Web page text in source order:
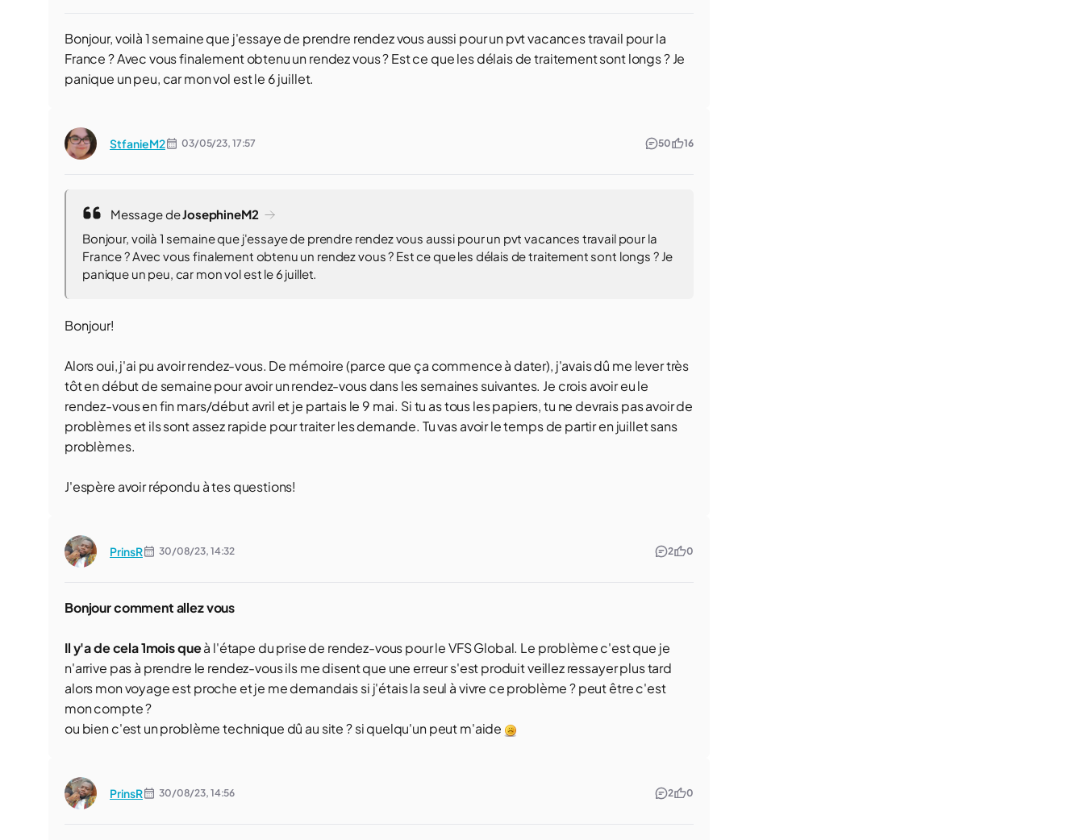
Bonjour, voilà 1 semaine que j'essaye de prendre rendez vous aussi pour un pvt vacances travail pour la
France ? Avec vous finalement obtenu un rendez vous ? Est ce que les délais de traitement sont longs ? Je
panique un peu, car mon vol est le 6 juillet.
StfanieM2 03/05/23, 17:57 50 16
Message deJosephineM2
Bonjour, voilà 1 semaine que j'essaye de prendre rendez vous aussi pour un pvt vacances travail pour la
France ? Avec vous finalement obtenu un rendez vous ? Est ce que les délais de traitement sont longs ? Je
panique un peu, car mon vol est le 6 juillet.
Bonjour!
Alors oui, j'ai pu avoir rendez-vous. De mémoire (parce que ça commence à dater), j'avais dû me lever très
tôt en début de semaine pour avoir un rendez-vous dans les semaines suivantes. Je crois avoir eu le
rendez-vous en fin mars/début avril et je partais le 9 mai. Si tu as tous les papiers, tu ne devrais pas avoir de
problèmes et ils sont assez rapide pour traiter les demande. Tu vas avoir le temps de partir en juillet sans
problèmes.
J'espère avoir répondu à tes questions!
PrinsR 30/08/23, 14:32 2 0
Bonjour comment allez vous
Il y'a de cela 1mois queà l'étape du prise de rendez-vous pour le VFS Global. Le problème c'est que je
n'arrive pas à prendre le rendez-vous ils me disent que une erreur s'est produit veillez ressayer plus tard
alors mon voyage est proche et je me demandais si j'étais la seul à vivre ce problème ? peut être c'est
mon compte ?
ou bien c'est un problème technique dû au site ? si quelqu'un peut m'aide
PrinsR 30/08/23, 14:56 2 0